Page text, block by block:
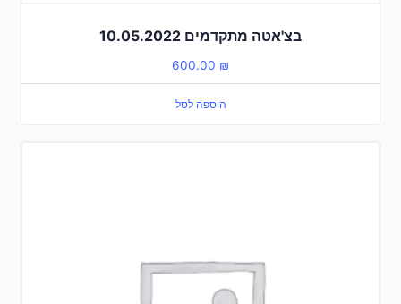
בצ'אטה מתקדמים 10.05.2022
600.00 ₪
הוספה לסל